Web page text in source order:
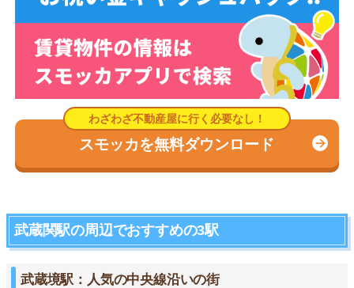
スモッカを無料ダウンロード
武蔵関駅の周辺でおすすめの3駅
武蔵境駅：人気の中央線沿いの街